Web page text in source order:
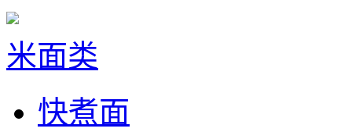
米面类
快煮面